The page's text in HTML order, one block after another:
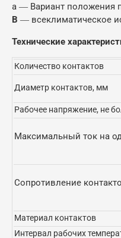
а ― Вариант положения
В ― всеклиматическое
Технические
Количество контактов
Диаметр контактов, мм
Рабочее напряжение, не
Максимальный ток на
Сопротивление
Материал контактов
Интервал рабочих